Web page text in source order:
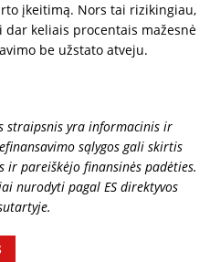
įkeitimą. Nors tai rizikingiau,
keliais procentais mažesnė
be užstato atveju.
straipsnis yra informacinis ir
sąlygos gali skirtis
pareiškėjo finansinės padėties.
nurodyti pagal ES direktyvos